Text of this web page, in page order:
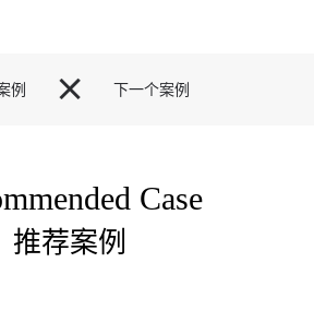
例 下一个案例

Case
推荐案例